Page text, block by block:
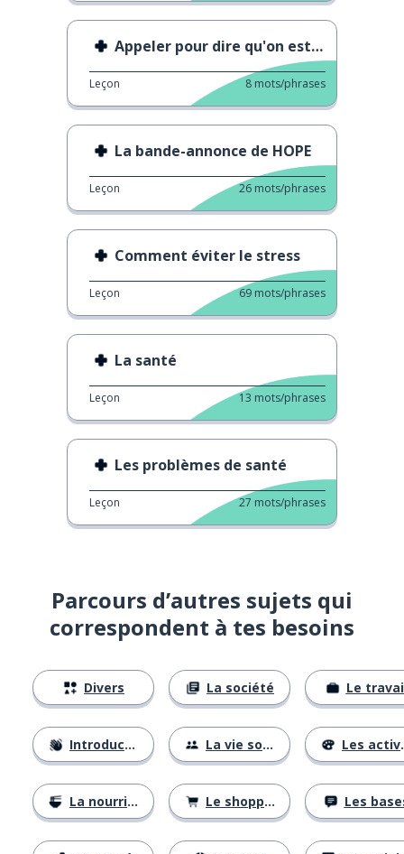
Appeler pour dire qu'on est malade
Leçon 8 mots/phrases
La bande-annonce de HOPE
Leçon 26 mots/phrases
Comment éviter le stress
Leçon 69 mots/phrases
La santé
Leçon 13 mots/phrases
Les problèmes de santé
Leçon 27 mots/phrases
Parcours d’autres sujets qui
correspondent à tes besoins
Divers
Introductions
La nourriture
La société
La vie sociale
Le shopping
Le
Les activités
Les